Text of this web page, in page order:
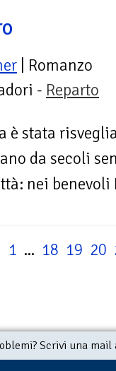
| Romanzo
- Reparto
è stata
da secoli
nei benevoli
1 ... 18 19 20
Scrivi una